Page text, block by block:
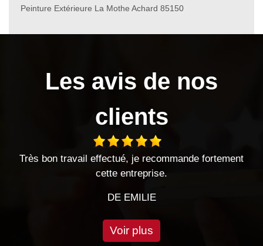
Peinture Extérieure La Mothe Achard 85150
Les avis de nos
clients
Très bon travail effectué, je recommande fortement
cette entreprise.
DE EMILIE
Voir plus